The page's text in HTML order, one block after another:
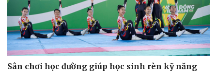
Sân chơi học đường giúp học sinh rèn kỹ năng